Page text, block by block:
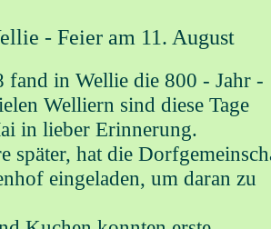
- Feier am 11. August
fand in Wellie die 800 - Jahr -
Welliern sind diese Tage
in lieber Erinnerung.
später, hat die
eingeladen, um daran zu